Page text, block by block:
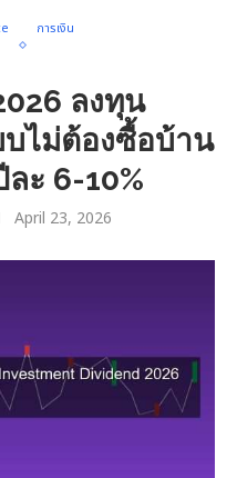
การเงิน
ลงทุน
ไม่ต้องซื้อบ้าน
ะ 6-10%
April 23, 2026